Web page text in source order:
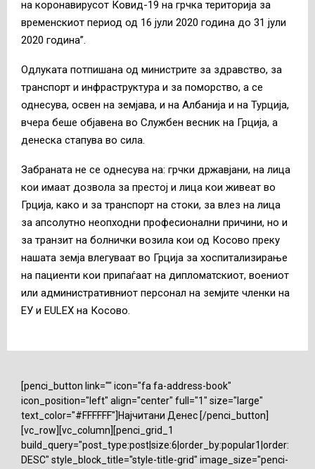
на коронавирусот Ковид-19 на грчка територија за
временскиот период од 16 јули 2020 година до 31 јули
2020 година”.
Одлуката потпишана од министрите за здравство, за
транспорт и инфраструктура и за поморство, а се
однесува, освен на земјава, и на Албанија и на Турција,
вчера беше објавена во Службен весник на Грција, а
денеска стапува во сила.
Забраната не се однесува на: грчки државјани, на лица
кои имаат дозвола за престој и лица кои живеат во
Грција, како и за транспорт на стоки, за влез на лица
за апсолутно неопходни професионални причини, но и
за транзит на болнички возила кои од Косово преку
нашата земја влегуваат во Грција за хоспитализирање
на пациенти кои припаѓаат на дипломатскиот, воениот
или административниот персонал на земјите членки на
ЕУ и EULEX на Косово.
[penci_button link="" icon="fa fa-address-book"
icon_position="left" align="center" full="1" size="large"
text_color="#FFFFFF"]Најчитани Денес [/penci_button]
[vc_row][vc_column][penci_grid_1
build_query="post_type:post|size:6|order_by:popular1|order:
DESC" style_block_title="style-title-grid" image_size="penci-